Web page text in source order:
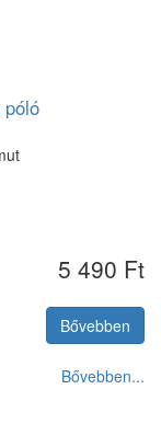
5 490 Ft
Bővebben
Bővebben...